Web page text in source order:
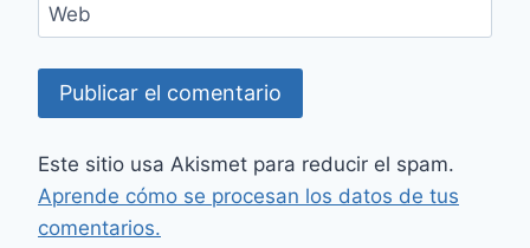
Web
Este sitio usa Akismet para reducir el spam.
Aprende cómo se procesan los datos de tus
comentarios.